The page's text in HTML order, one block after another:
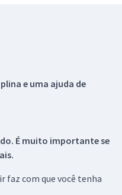
e uma ajuda de
É muito importante se
faz com que você tenha